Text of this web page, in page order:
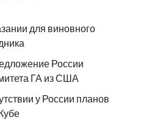
для виновного
России
ГА из США
у России планов